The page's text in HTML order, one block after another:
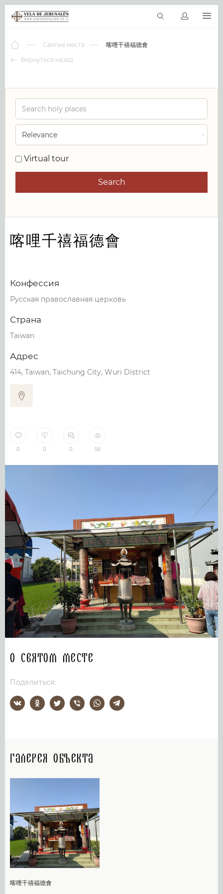
Виртуальные туры
RU
Вернуться назад
Святые места 喀哩千禧福德會
Virtual tour
Search
喀哩千禧福德會
Конфессия
Русская православная церковь
Страна
Taiwan
Адрес
414, Taiwan, Taichung City, Wuri District
0 0 0 56
О святом месте
Поделиться:
Галерея объекта
喀哩千禧福德會